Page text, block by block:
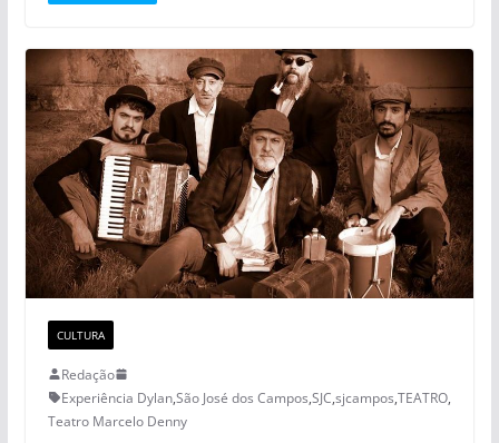
CULTURA
Redação
Experiência Dylan,São José dos Campos,SJC,sjcampos,TEATRO,
Teatro Marcelo Denny